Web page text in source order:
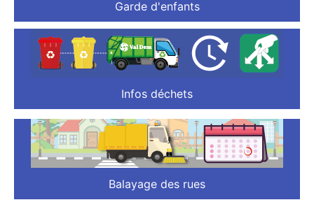
Garde d'enfants
Infos déchets
Balayage des rues